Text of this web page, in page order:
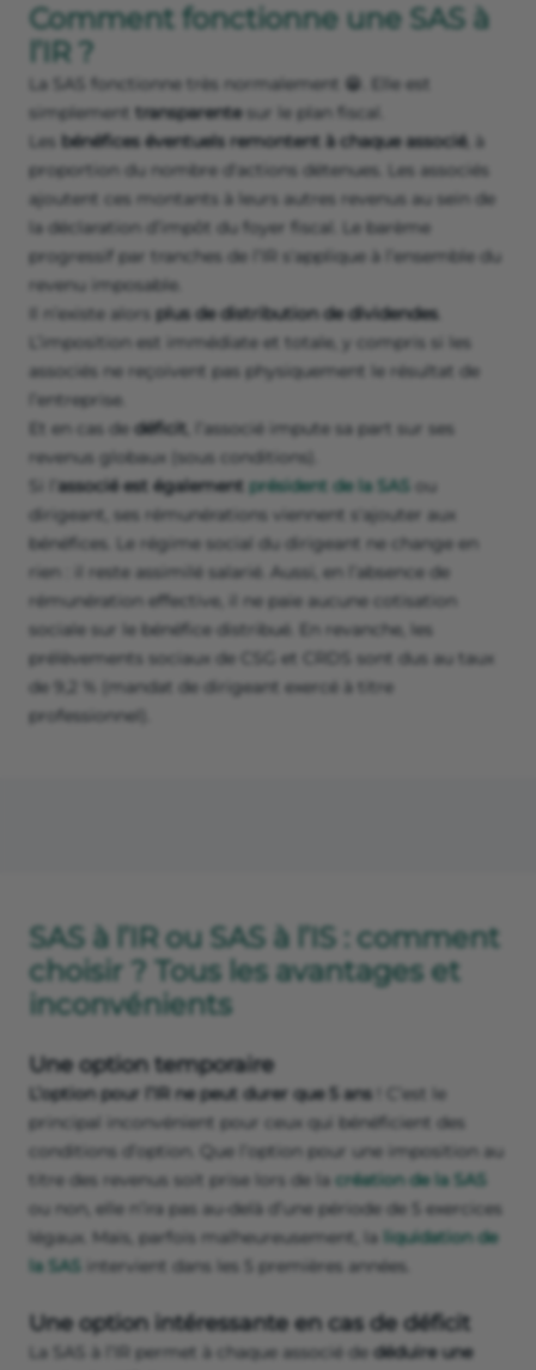
Comment fonctionne une SAS à
l’IR ?
La SAS fonctionne très normalement 😁. Elle est
simplement transparentesur le plan fiscal.
Les bénéfices éventuels remontent à chaque associé, à
proportion du nombre d'actions détenues. Les associés
ajoutent ces montants à leurs autres revenus au sein de
la déclaration d’impôt du foyer fiscal. Le barème
progressif par tranches de l’IR s'applique à l’ensemble du
revenu imposable.
Il n’existe alors plus de distribution de dividendes.
L’imposition est immédiate et totale, y compris si les
associés ne reçoivent pas physiquement le résultat de
l’entreprise.
Et en cas de déficit , l’associé impute sa part sur ses
revenus globaux (sous conditions).
associé est également président de la SAS ou
dirigeant, ses rémunérations viennent s'ajouter aux
bénéfices. Le régime social du dirigeant ne change en
rien : il reste assimilé salarié. Aussi, en l’absence de
rémunération effective, il ne paie aucune cotisation
sociale sur le bénéfice distribué. En revanche, les
prélèvements sociaux de CSG et CRDS sont dus au taux
de 9,2 % (mandat de dirigeant exercé à titre
professionnel).
SAS à l’IR ou SAS à l’IS : comment
choisir ? Tous les avantages et
inconvénients
Une option temporaire
L’option pour l’IR ne peut durer que 5 ans ! C’est le
principal inconvénient pour ceux qui bénéficient des
conditions d’option. Que l’option pour une imposition au
titre des revenus soit prise lors de la création de la SAS
ou non, elle n’ira pas au-delà d’une période de 5 exercices
légaux. Mais, parfois malheureusement, la liquidation de
la SAS intervient dans les 5 premières années.
Une option intéressante en cas de déficit
La SAS à l’IR permet à chaque associé de déduire une